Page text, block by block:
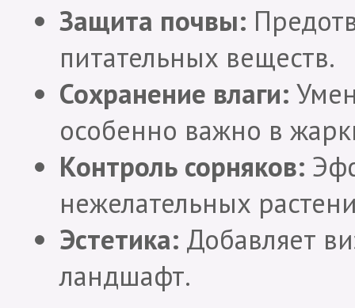
Защита почвы:
питательных веществ.
Сохранение влаги:
особенно важно в
Контроль сорняков:
нежелательных
Эстетика: Добавляет
ландшафт.